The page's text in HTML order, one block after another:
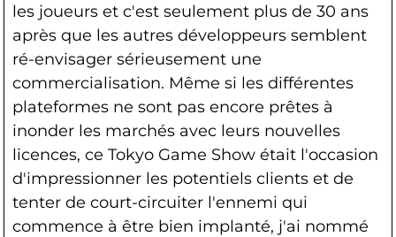
les joueurs et c'est seulement plus de 30 ans
après que les autres développeurs semblent
ré-envisager sérieusement une
commercialisation. Même si les différentes
plateformes ne sont pas encore prêtes à
inonder les marchés avec leurs nouvelles
licences, ce Tokyo Game Show était l'occasion
d'impressionner les potentiels clients et de
tenter de court-circuiter l'ennemi qui
commence à être bien implanté, j'ai nommé